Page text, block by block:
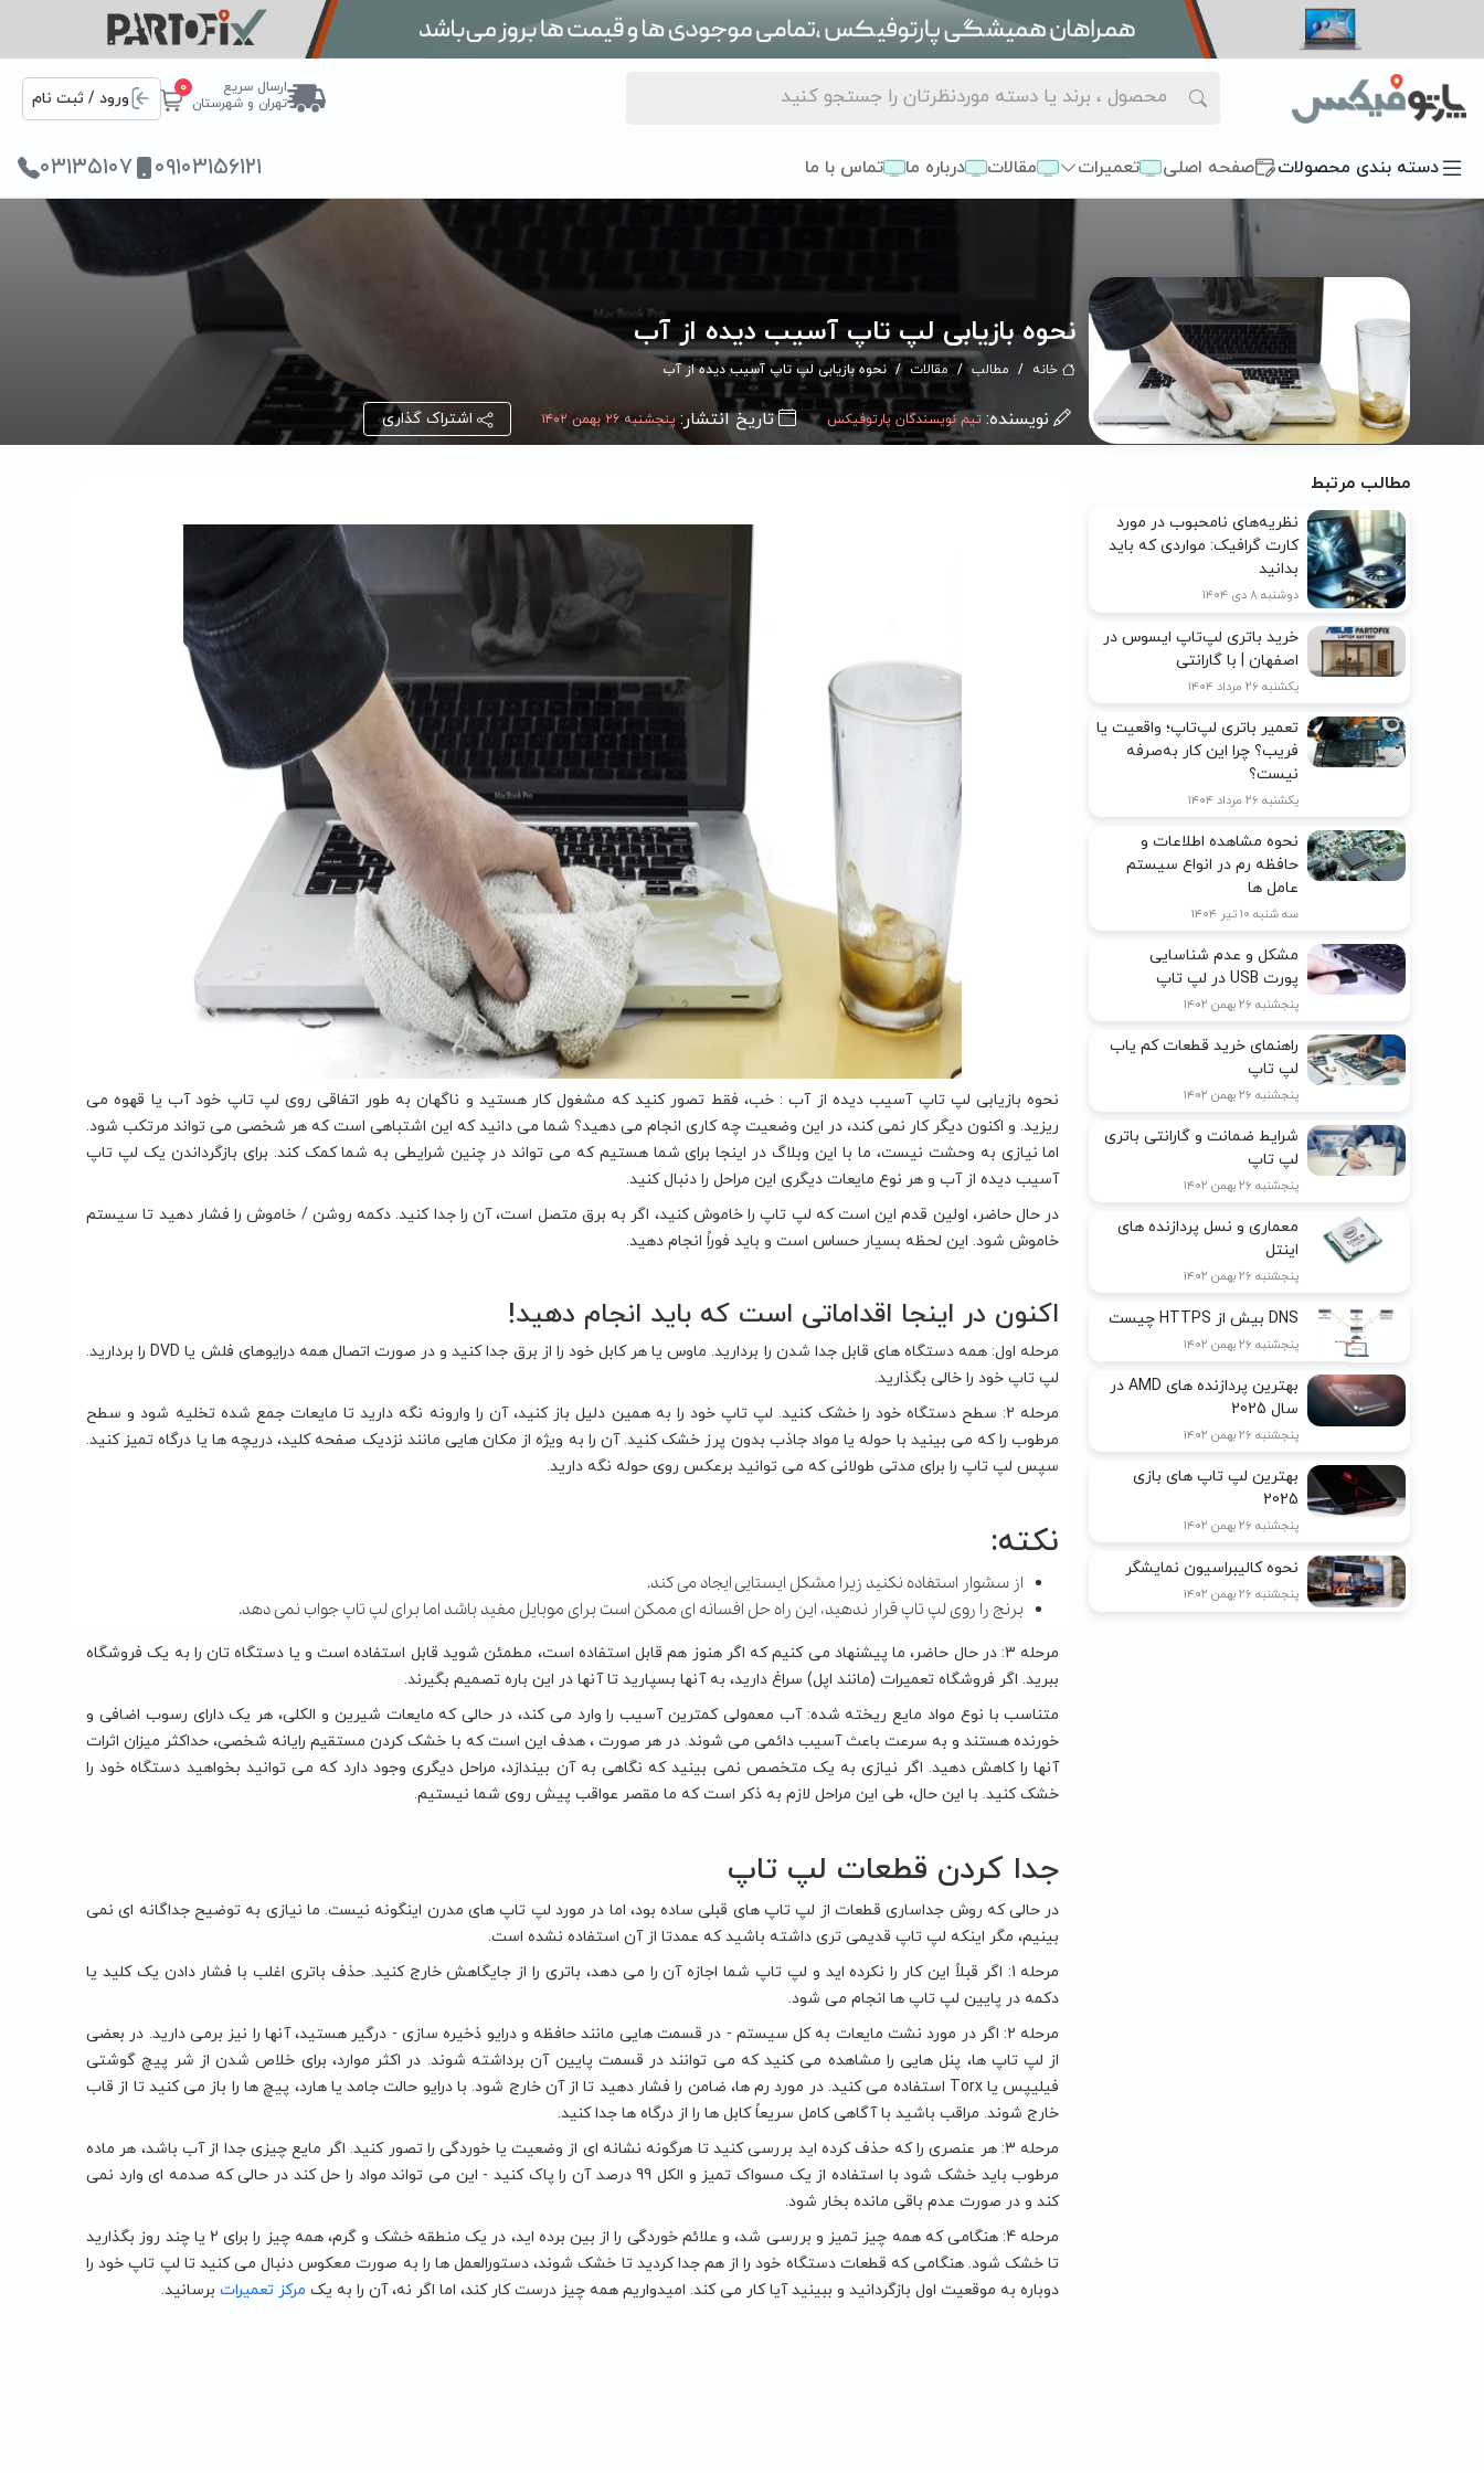
ارسال سریع
تهران و شهرستان
0
ورود / ثبت نام
دسته بندی محصولات صفحه اصلی تعمیرات مقالات درباره ما تماس با ما ۰۹۱۰۳۱۵۶۱۲۱ ۰۳۱۳۵۱۰۷
نحوه بازیابی لپ تاپ آسیب دیده از آب
خانه مطالب مقالات نحوه بازیابی لپ تاپ آسیب دیده از آب
نویسنده: تیم نویسندگان پارتوفیکس تاریخ انتشار: پنجشنبه ۲۶ بهمن ۱۴۰۲ اشتراک گذاری
مطالب مرتبط
نظریه‌های نامحبوب در مورد
کارت گرافیک: مواردی که باید
بدانید
دوشنبه ۸ دی ۱۴۰۴
خرید باتری لپ‌تاپ ایسوس در
اصفهان | با گارانتی
یکشنبه ۲۶ مرداد ۱۴۰۴
تعمیر باتری لپ‌تاپ؛ واقعیت یا
فریب؟ چرا این کار به‌صرفه
نیست؟
یکشنبه ۲۶ مرداد ۱۴۰۴
نحوه مشاهده اطلاعات و
حافظه رم در انواع سیستم
عامل ها
سه شنبه ۱۰ تیر ۱۴۰۴
مشکل و عدم شناسایی
پورت USB در لپ تاپ
پنجشنبه ۲۶ بهمن ۱۴۰۲
راهنمای خرید قطعات کم یاب
لپ تاپ
پنجشنبه ۲۶ بهمن ۱۴۰۲
شرایط ضمانت و گارانتی باتری
لپ تاپ
پنجشنبه ۲۶ بهمن ۱۴۰۲
معماری و نسل پردازنده های
اینتل
پنجشنبه ۲۶ بهمن ۱۴۰۲
DNS بیش از HTTPS چیست
پنجشنبه ۲۶ بهمن ۱۴۰۲
بهترین پردازنده های AMD در
سال 2025
پنجشنبه ۲۶ بهمن ۱۴۰۲
بهترین لپ تاپ های بازی
2025
پنجشنبه ۲۶ بهمن ۱۴۰۲
نحوه کالیبراسیون نمایشگر
پنجشنبه ۲۶ بهمن ۱۴۰۲
نحوه بازیابی لپ تاپ آسیب دیده از آب : خب، فقط تصور کنید که مشغول کار هستید و ناگهان به طور اتفاقی روی لپ تاپ خود آب یا قهوه می
ریزید. و اکنون دیگر کار نمی کند، در این وضعیت چه کاری انجام می دهید؟ شما می دانید که این اشتباهی است که هر شخصی می تواند مرتکب شود.
اما نیازی به وحشت نیست، ما با این وبلاگ در اینجا برای شما هستیم که می تواند در چنین شرایطی به شما کمک کند. برای بازگرداندن یک لپ تاپ
آسیب دیده از آب و هر نوع مایعات دیگری این مراحل را دنبال کنید.
در حال حاضر، اولین قدم این است که لپ تاپ را خاموش کنید، اگر به برق متصل است، آن را جدا کنید. دکمه روشن / خاموش را فشار دهید تا سیستم
خاموش شود. این لحظه بسیار حساس است و باید فوراً انجام دهید.
اکنون در اینجا اقداماتی است که باید انجام دهید!
مرحله اول: همه دستگاه های قابل جدا شدن را بردارید. ماوس یا هر کابل خود را از برق جدا کنید و در صورت اتصال همه درایوهای فلش یا DVD را بردارید.
لپ تاپ خود را خالی بگذارید.
مرحله 2: سطح دستگاه خود را خشک کنید. لپ تاپ خود را به همین دلیل باز کنید، آن را وارونه نگه دارید تا مایعات جمع شده تخلیه شود و سطح
مرطوب را که می بینید با حوله یا مواد جاذب بدون پرز خشک کنید. آن را به ویژه از مکان هایی مانند نزدیک صفحه کلید، دریچه ها یا درگاه تمیز کنید.
سپس لپ تاپ را برای مدتی طولانی که می توانید برعکس روی حوله نگه دارید.
نکته:
از سشوار استفاده نکنید زیرا مشکل ایستایی ایجاد می کند.
برنج را روی لپ تاپ قرار ندهید، این راه حل افسانه ای ممکن است برای موبایل مفید باشد اما برای لپ تاپ جواب نمی دهد.
مرحله 3: در حال حاضر، ما پیشنهاد می کنیم که اگر هنوز هم قابل استفاده است، مطمئن شوید قابل استفاده است و یا دستگاه تان را به یک فروشگاه
ببرید. اگر فروشگاه تعمیرات (مانند اپل) سراغ دارید، به آنها بسپارید تا آنها در این باره تصمیم بگیرند.
متناسب با نوع مواد مایع ریخته شده: آب معمولی کمترین آسیب را وارد می کند، در حالی که مایعات شیرین و الکلی، هر یک دارای رسوب اضافی و
خورنده هستند و به سرعت باعث آسیب دائمی می شوند. در هر صورت ، هدف این است که با خشک کردن مستقیم رایانه شخصی، حداکثر میزان اثرات
آنها را کاهش دهید. اگر نیازی به یک متخصص نمی بینید که نگاهی به آن بیندازد، مراحل دیگری وجود دارد که می توانید بخواهید دستگاه خود را
خشک کنید. با این حال، طی این مراحل لازم به ذکر است که ما مقصر عواقب پیش روی شما نیستیم.
جدا کردن قطعات لپ تاپ
در حالی که روش جداساری قطعات از لپ تاپ های قبلی ساده بود، اما در مورد لپ تاپ های مدرن اینگونه نیست. ما نیازی به توضیح جداگانه ای نمی
بینیم، مگر اینکه لپ تاپ قدیمی تری داشته باشید که عمدتا از آن استفاده نشده است.
مرحله 1: اگر قبلاً این کار را نکرده اید و لپ تاپ شما اجازه آن را می دهد، باتری را از جایگاهش خارج کنید. حذف باتری اغلب با فشار دادن یک کلید یا
دکمه در پایین لپ تاپ ها انجام می شود.
مرحله 2: اگر در مورد نشت مایعات به کل سیستم - در قسمت هایی مانند حافظه و درایو ذخیره سازی - درگیر هستید، آنها را نیز برمی دارید. در بعضی
از لپ تاپ ها، پنل هایی را مشاهده می کنید که می توانند در قسمت پایین آن برداشته شوند. در اکثر موارد، برای خلاص شدن از شر پیچ گوشتی
فیلیپس یا Torx استفاده می کنید. در مورد رم ها، ضامن را فشار دهید تا از آن خارج شود. با درایو حالت جامد یا هارد، پیچ ها را باز می کنید تا از قاب
خارج شوند. مراقب باشید با آگاهی کامل سریعاً کابل ها را از درگاه ها جدا کنید.
مرحله 3: هر عنصری را که حذف کرده اید بررسی کنید تا هرگونه نشانه ای از وضعیت یا خوردگی را تصور کنید. اگر مایع چیزی جدا از آب باشد، هر ماده
مرطوب باید خشک شود با استفاده از یک مسواک تمیز و الکل 99 درصد آن را پاک کنید - این می تواند مواد را حل کند در حالی که صدمه ای وارد نمی
کند و در صورت عدم باقی مانده بخار شود.
مرحله 4: هنگامی که همه چیز تمیز و بررسی شد، و علائم خوردگی را از بین برده اید، در یک منطقه خشک و گرم، همه چیز را برای 2 یا چند روز بگذارید
تا خشک شود. هنگامی که قطعات دستگاه خود را از هم جدا کردید تا خشک شوند، دستورالعمل ها را به صورت معکوس دنبال می کنید تا لپ تاپ خود را
دوباره به موقعیت اول بازگردانید و ببینید آیا کار می کند. امیدواریم همه چیز درست کار کند، اما اگر نه، آن را به یک مرکز تعمیراتبرسانید.